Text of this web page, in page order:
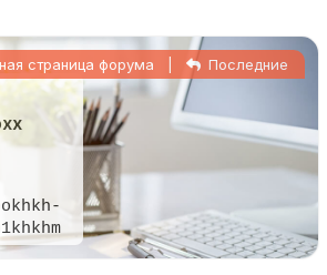
страница форума Последние